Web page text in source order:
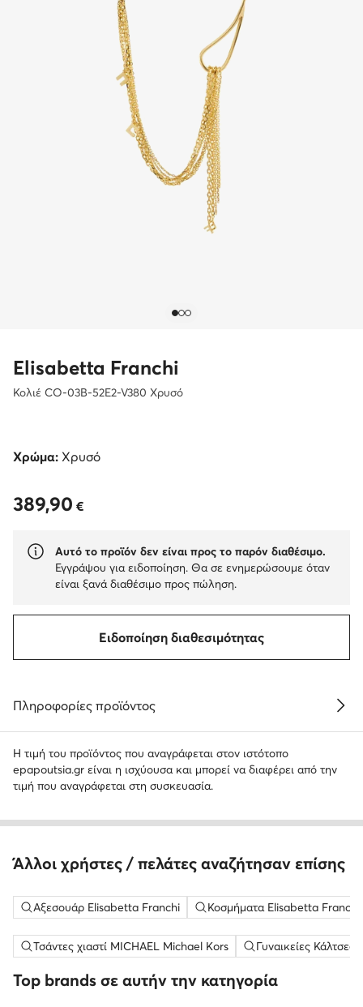
Elisabetta Franchi
Κολιέ CO-03B-52E2-V380 Χρυσό
Χρώμα: Χρυσό
389,90 €
389,90 €
Αυτό το προϊόν δεν είναι προς το παρόν διαθέσιμο.
Εγγράψου για ειδοποίηση. Θα σε ενημερώσουμε όταν
είναι ξανά διαθέσιμο προς πώληση.
Ειδοποίηση διαθεσιμότητας
Πληροφορίες προϊόντος
Η τιμή του προϊόντος που αναγράφεται στον ιστότοπο
epapoutsia.gr είναι η ισχύουσα και μπορεί να διαφέρει από την
τιμή που αναγράφεται στη συσκευασία.
Άλλοι χρήστες / πελάτες αναζήτησαν επίσης
Αξεσουάρ Elisabetta Franchi Κοσμήματα Elisabetta Franchi
Τσάντες χιαστί MICHAEL Michael Kors Γυναικείες Κάλτσες
Top brands σε αυτήν την κατηγορία